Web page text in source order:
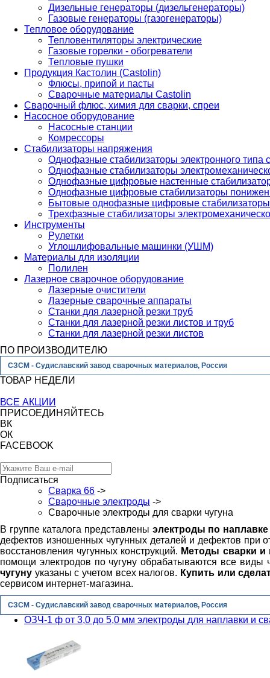
Дизельные генераторы (дизельгенераторы)
Газовые генераторы (газогенераторы)
Тепловое оборудование
Тепловентиляторы электрические
Газовые горелки - обогреватели
Тепловые пушки
Продукция Кастолин (Castolin)
Флюсы, припой и пасты
Сварочные материалы Castolin
Сварочный флюс, химия для сварки, спреи
Насосное оборудование
Насосные станции
Комрессоры
Стабилизаторы напряжения
Однофазные стабилизаторы электронного
Однофазные стабилизаторы
Однофазные цифровые настенные
Однофазные цифровые стабилизаторы
Бытовые однофазные цифровые стабилизаторы
Трехфазные стабилизаторы
Инструменты
Рулетки
Углошлифовальные машинки (УШМ)
Материалы для изоляции
Полилен
Лазерное сварочное оборудование
Лазерные очистители
Лазерные сварочные аппараты
Станки для лазерной резки труб
Станки для лазерной резки листов и труб
Станки для лазерной резки листов
ПО ПРОИЗВОДИТЕЛЮ
СЗСМ - Судиславский завод сварочных материалов, Россия
ТОВАР НЕДЕЛИ
ВСЕ АКЦИИ
ПРИСОЕДИНЯЙТЕСЬ
ВК
ОК
FACEBOOK
Подписаться
Сварка 66 ->
Сварочные электроды ->
Сварочные электроды для сварки чугуна
В группе каталога представлены электроды по наплавке
дефектов изношенных чугунных деталей и дефектов при
восстановления чугунных конструкций. Методы сварки и
помощи электродов по чугуну обрабатываются все виды
чугуну указаны с учетом всех налогов. Купить или
сервисом интернет-магазина.
СЗСМ - Судиславский завод сварочных материалов, Россия
ОЗЧ-1 ф от 3,0 до 5,0 мм электроды для наплавки и